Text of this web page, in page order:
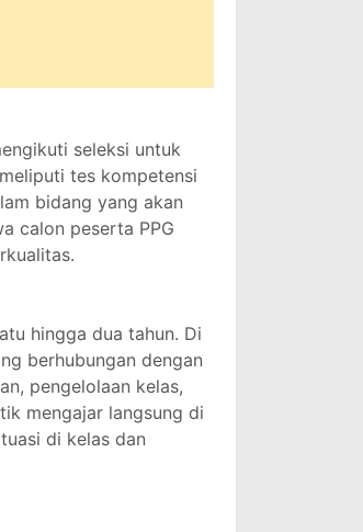
seleksi untuk
tes kompetensi
bidang yang akan
calon peserta PPG
hingga dua tahun. Di
berhubungan dengan
pengelolaan kelas,
mengajar langsung di
di kelas dan